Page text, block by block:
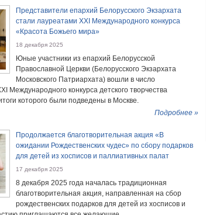
Представители епархий Белорусского Экзархата
стали лауреатами XXI Международного конкурса
«Красота Божьего мира»
18 декабря 2025
Юные участники из епархий Белорусской
Православной Церкви (Белорусского Экзархата
Московского Патриархата) вошли в число
Международного конкурса детского творчества
которого были подведены в Москве.
Подробнее »
Продолжается благотворительная акция «В
ожидании Рождественских чудес» по сбору подарков
для детей из хосписов и паллиативных палат
17 декабря 2025
8 декабря 2025 года началась традиционная
благотворительная акция, направленная на сбор
рождественских подарков для детей из хосписов и